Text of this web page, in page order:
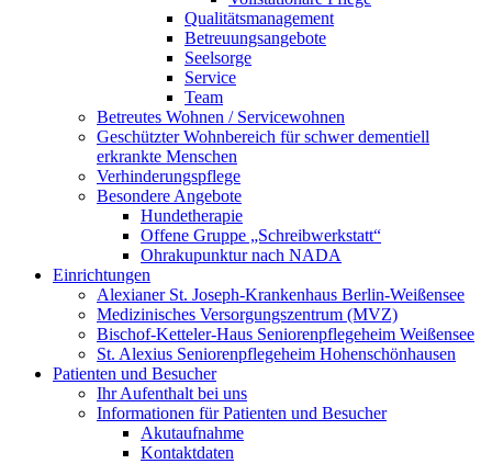
Qualitätsmanagement
Betreuungsangebote
Seelsorge
Service
Team
Betreutes Wohnen / Servicewohnen
Geschützter Wohnbereich für schwer dementiell
erkrankte Menschen
Verhinderungspflege
Besondere Angebote
Hundetherapie
Offene Gruppe „Schreibwerkstatt“
Ohrakupunktur nach NADA
Einrichtungen
Alexianer St. Joseph-Krankenhaus Berlin-Weißensee
Medizinisches Versorgungszentrum (MVZ)
Bischof-Ketteler-Haus Seniorenpflegeheim Weißensee
St. Alexius Seniorenpflegeheim Hohenschönhausen
Patienten und Besucher
Ihr Aufenthalt bei uns
Informationen für Patienten und Besucher
Akutaufnahme
Kontaktdaten